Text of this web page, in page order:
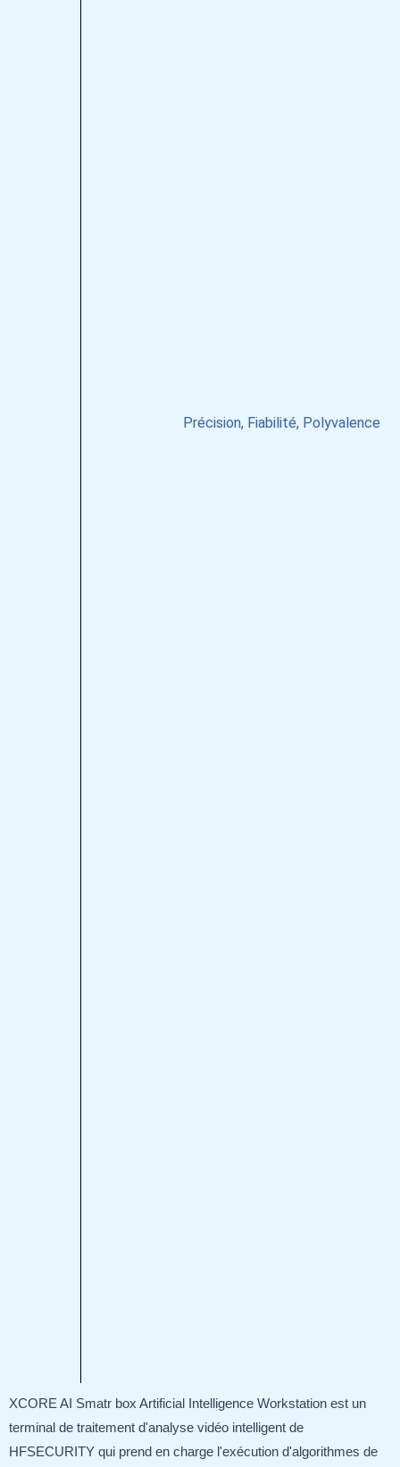
Précision, Fiabilité, Polyvalence
XCORE AI Smatr box Artificial Intelligence Workstation est un
terminal de traitement d'analyse vidéo intelligent de
HFSECURITY qui prend en charge l'exécution d'algorithmes de